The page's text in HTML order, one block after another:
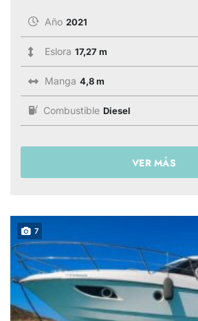
Año 2021
Eslora 17,27 m
Manga 4,8 m
Combustible Diesel
VER MÁS
7